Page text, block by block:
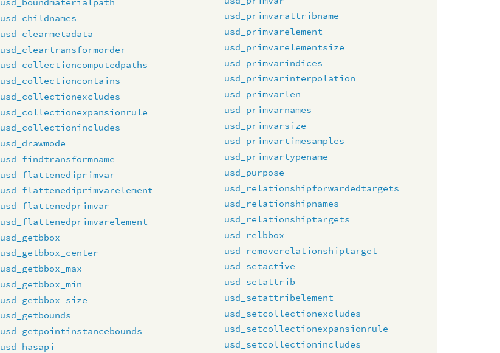
usd_childnames
usd_clearmetadata
usd_cleartransformorder
usd_collectioncomputedpaths
usd_collectioncontains
usd_collectionexcludes
usd_collectionexpansionrule
usd_collectionincludes
usd_drawmode
usd_findtransformname
usd_flattenediprimvar
usd_flattenediprimvarelement
usd_flattenedprimvar
usd_flattenedprimvarelement
usd_getbbox
usd_getbbox_center
usd_getbbox_max
usd_getbbox_min
usd_getbbox_size
usd_getbounds
usd_getpointinstancebounds
usd_hasapi
usd_primvarattribname
usd_primvarelement
usd_primvarelementsize
usd_primvarindices
usd_primvarinterpolation
usd_primvarlen
usd_primvarnames
usd_primvarsize
usd_primvartimesamples
usd_primvartypename
usd_purpose
usd_relationshipforwardedtargets
usd_relationshipnames
usd_relationshiptargets
usd_relbbox
usd_removerelationshiptarget
usd_setactive
usd_setattrib
usd_setattribelement
usd_setcollectionexcludes
usd_setcollectionexpansionrule
usd_setcollectionincludes